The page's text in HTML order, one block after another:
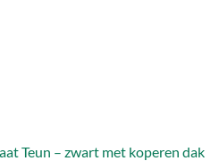
Teun – zwart met koperen dak